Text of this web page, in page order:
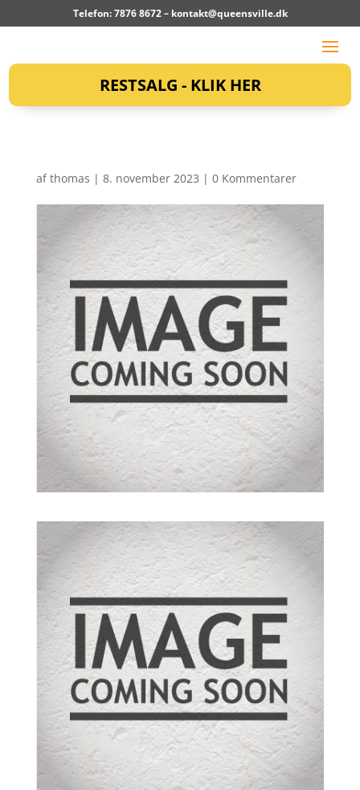
Telefon: 7876 8672 – kontakt@queensville.dk
RESTSALG - KLIK HER
afthomas | 8. november 2023 | 0 Kommentarer